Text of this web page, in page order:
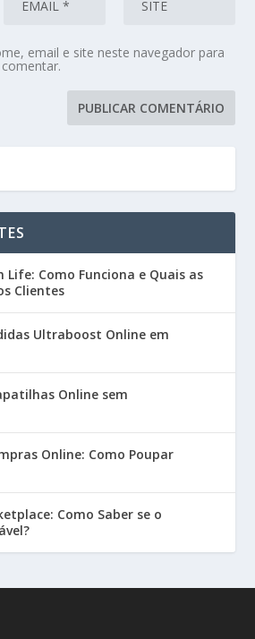
email e site neste navegador para
Life: Como Funciona e Quais as
Clientes
Ultraboost Online em
Online sem
Online: Como Poupar
Como Saber se o